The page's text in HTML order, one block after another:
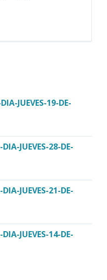
JUEVES-19-DE-
JUEVES-28-DE-
JUEVES-21-DE-
JUEVES-14-DE-